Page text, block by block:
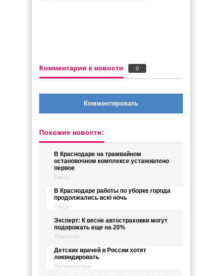
Комментарии к новости 0
Комментировать
Похожие новости:
В Краснодаре на трамвайном
остановочном комплексе установлено
первое
Город
В Краснодаре работы по уборке города
продолжались всю ночь
Город
Эксперт: К весне автостраховки могут
подорожать еще на 20%
Транспорт
Детских врачей в России хотят
ликвидировать
Происшествия